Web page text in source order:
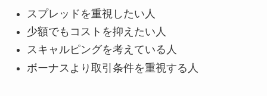
スプレッドを重視したい人
少額でもコストを抑えたい人
スキャルピングを考えている人
ボーナスより取引条件を重視する人